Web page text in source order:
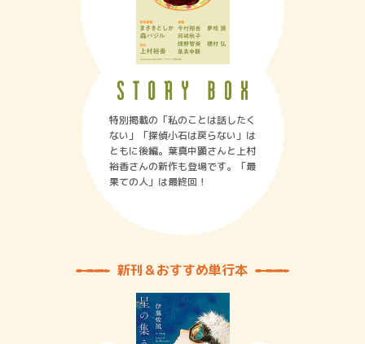
特別掲載の「私のことは話したく
ない」「探偵小石は戻らない」は
ともに後編。葉真中顕さんと上村
裕香さんの新作も登場です。「最
果ての人」は最終回！
新刊＆おすすめ単行本